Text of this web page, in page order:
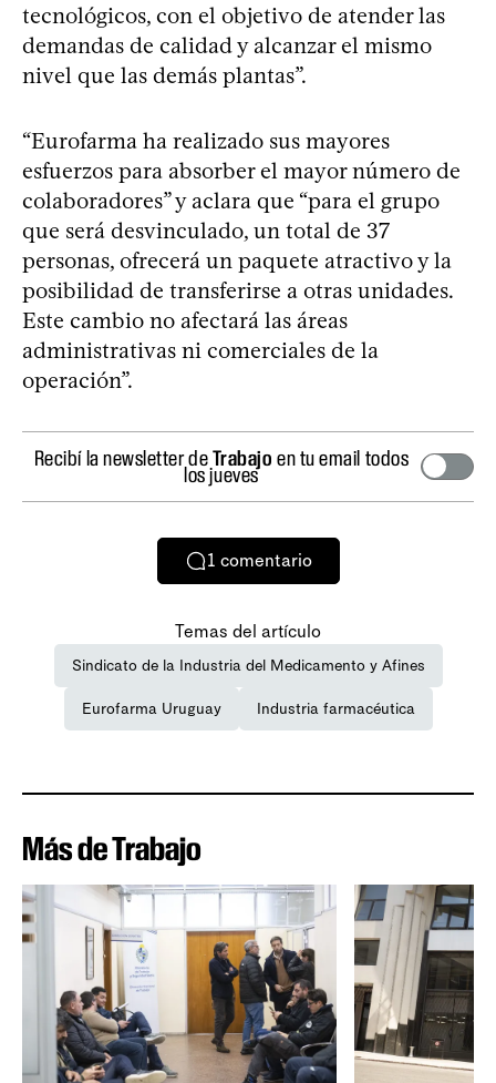
tecnológicos, con el objetivo de atender las
demandas de calidad y alcanzar el mismo
nivel que las demás plantas”.
“Eurofarma ha realizado sus mayores
esfuerzos para absorber el mayor número de
colaboradores” y aclara que “para el grupo
que será desvinculado, un total de 37
personas, ofrecerá un paquete atractivo y la
posibilidad de transferirse a otras unidades.
Este cambio no afectará las áreas
administrativas ni comerciales de la
operación”.
Recibí la newsletter deTrabajo en tu email todos
los jueves
1 comentario
Temas del artículo
Sindicato de la Industria del Medicamento y Afines
Eurofarma Uruguay Industria farmacéutica
Más de Trabajo